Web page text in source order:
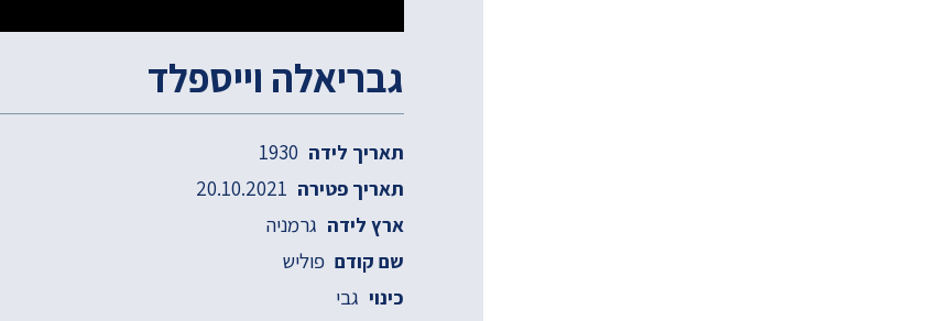
גבריאלה וייספלד
תאריך לידה
תאריך פטירה
ארץ לידה גרמניה
שם קודם פוליש
כינוי גבי